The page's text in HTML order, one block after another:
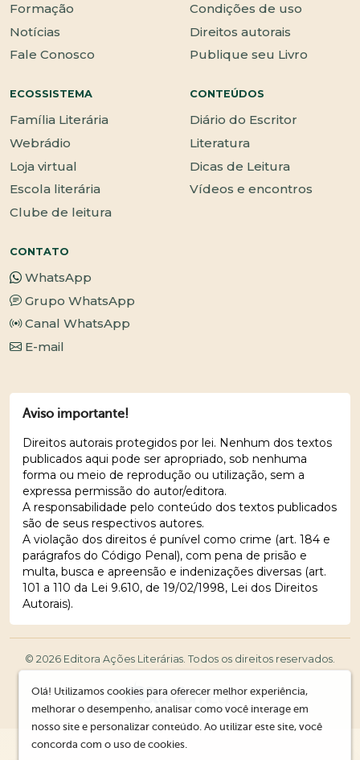
Formação
Notícias
Fale Conosco
Condições de uso
Direitos autorais
Publique seu Livro
ECOSSISTEMA
Família Literária
Webrádio
Loja virtual
Escola literária
Clube de leitura
CONTEÚDOS
Diário do Escritor
Literatura
Dicas de Leitura
Vídeos e encontros
CONTATO
WhatsApp
Grupo WhatsApp
Canal WhatsApp
E-mail
Aviso importante!
Direitos autorais protegidos por lei. Nenhum dos textos
publicados aqui pode ser apropriado, sob nenhuma
forma ou meio de reprodução ou utilização, sem a
expressa permissão do autor/editora.
A responsabilidade pelo conteúdo dos textos publicados
são de seus respectivos autores.
A violação dos direitos é punível como crime (art. 184 e
parágrafos do Código Penal), com pena de prisão e
multa, busca e apreensão e indenizações diversas (art.
101 a 110 da Lei 9.610, de 19/02/1998, Lei dos Direitos
Autorais).
© 2026 Editora Ações Literárias. Todos os direitos reservados.
Olá! Utilizamos cookies para oferecer melhor experiência,
melhorar o desempenho, analisar como você interage em
nosso site e personalizar conteúdo. Ao utilizar este site, você
concorda com o uso de cookies.